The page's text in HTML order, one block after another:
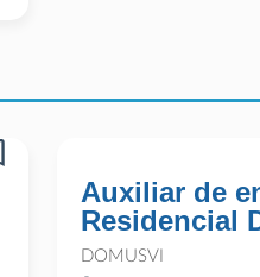
Auxiliar de
Residencial
DOMUSVI